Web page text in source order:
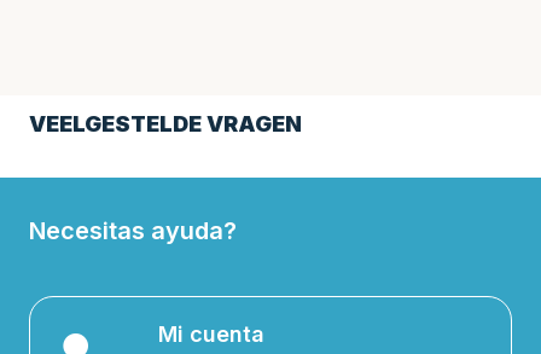
VEELGESTELDE VRAGEN
Necesitas ayuda?
Mi cuenta